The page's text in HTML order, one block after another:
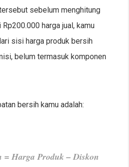
sebelum menghitung
harga jual, kamu
sisi harga produk bersih
belum termasuk komponen
bersih kamu adalah:
= Harga Produk – Diskon